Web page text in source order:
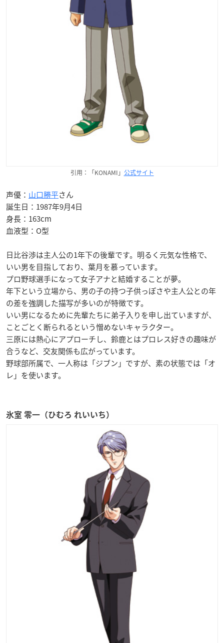
引用：「KONAMI」 公式サイト
声優： 山口勝平さん
誕生日：1987年9月4日
身長：163cm
血液型：O型
日比谷渉は主人公の1年下の後輩です。明るく元気な性格で、
いい男を目指しており、葉月を慕っています。
プロ野球選手になって女子アナと結婚することが夢。
年下という立場から、男の子の持つ子供っぽさや主人公との年
の差を強調した描写が多いのが特徴です。
いい男になるために先輩たちに弟子入りを申し出ていますが、
ことごとく断られるという憎めないキャラクター。
三原には熱心にアプローチし、鈴鹿とはプロレス好きの趣味が
合うなど、交友関係も広がっています。
野球部所属で、一人称は「ジブン」ですが、素の状態では「オ
レ」を使います。
氷室 零一（ひむろ れいいち）